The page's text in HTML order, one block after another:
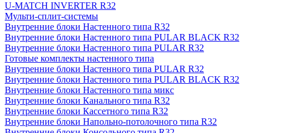
U-MATCH INVERTER R32
Мульти-сплит-системы
Внутренние блоки Настенного типа R32
Внутренние блоки Настенного типа PULAR BLACK R32
Внутренние блоки Настенного типа PULAR R32
Готовые комплекты настенного типа
Внутренние блоки Настенного типа PULAR R32
Внутренние блоки Настенного типа PULAR BLACK R32
Внутренние блоки Настенного типа микс
Внутренние блоки Канального типа R32
Внутренние блоки Кассетного типа R32
Внутренние блоки Напольно-потолочного типа R32